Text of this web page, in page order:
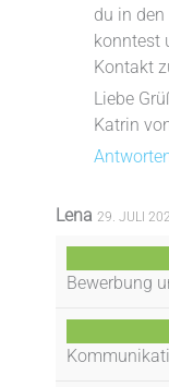
du in
konntest
Kontakt
Liebe
Katrin
Lena 29. JULI
Bewerbung